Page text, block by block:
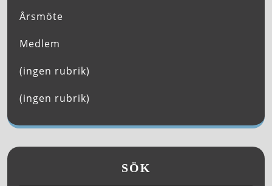
Årsmöte
Medlem
(ingen rubrik)
(ingen rubrik)
SÖK